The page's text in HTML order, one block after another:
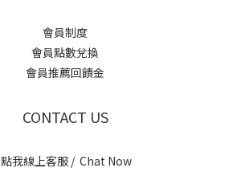
會員制度
會員點數兌換
會員推薦回饋金
CONTACT US
點我線上客服 / Chat Now